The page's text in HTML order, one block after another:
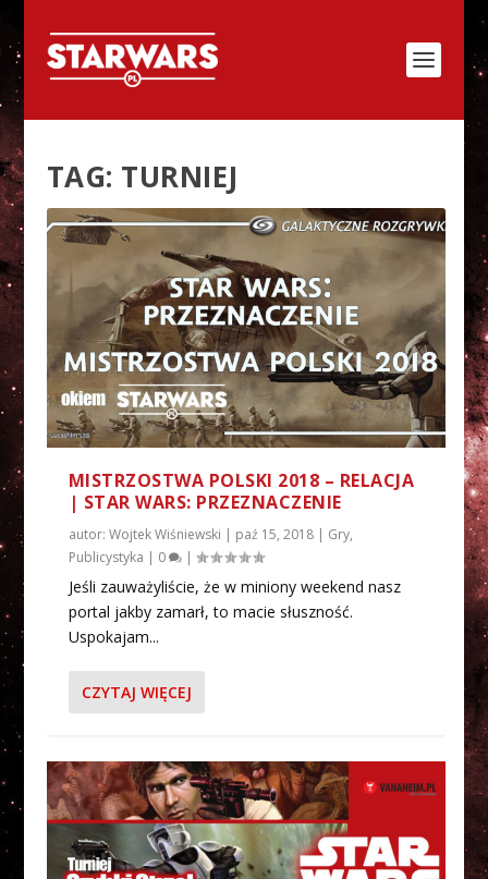
TAG: TURNIEJ
MISTRZOSTWA POLSKI 2018 – RELACJA
| STAR WARS: PRZEZNACZENIE
autor: Wojtek Wiśniewski | paź 15, 2018| Gry,
Publicystyka | 0 |
Jeśli zauważyliście, że w miniony weekend nasz
portal jakby zamarł, to macie słuszność.
Uspokajam...
CZYTAJ WIĘCEJ